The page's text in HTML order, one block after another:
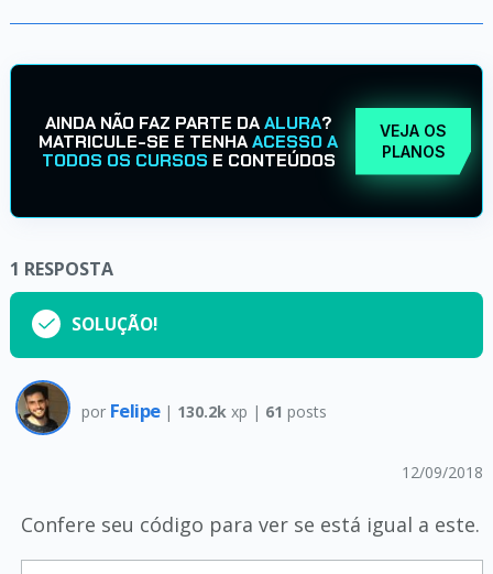
AINDA NÃO FAZ PARTE DAALURA?
MATRICULE-SE E TENHAACESSO A
TODOS OS CURSOS E CONTEÚDOS
VEJA OS
PLANOS
1 RESPOSTA
SOLUÇÃO!
por Felipe | 130.2k xp | 61 posts
12/09/2018
Confere seu código para ver se está igual a este.